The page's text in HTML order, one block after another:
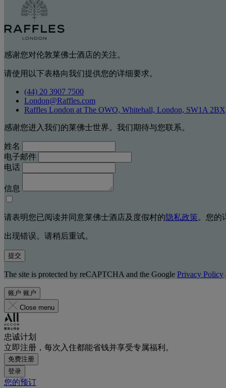
感谢您对伦敦莱佛士酒店的关注。
请使用以下表格向我们提供您的详细要求。
(44) 20 3907 7500
London@Raffles.com
Raffles London at The OWO, Whitehall, London, SW1A
感谢您进入我们的莱佛士世界。我们期待与您联系。
姓名
电子邮件
电话
信息
请表明您已阅读并同意莱佛士酒店及度假村的隐私政策。您的
出现错误。请稍后重试。
提交
The site is protected by reCAPTCHA and the Google Privacy Policy
账户 账户
Close menu
忠诚计划
立即注册，每次入住都能省钱并享受专属福利。
免费注册
登录
您的预订